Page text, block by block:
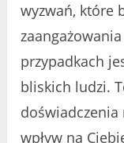
wyzwań, które
przypadkach
bliskich ludzi.
wpływ na